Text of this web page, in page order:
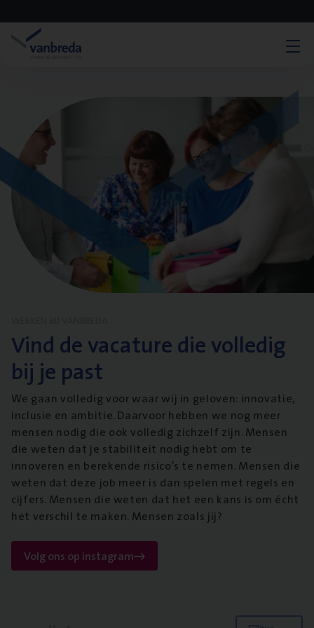
Vind de vacature die volledig
bij je past
We gaan volledig voor waar wij in geloven: innovatie,
inclusie en ambitie. Daarvoor hebben we nog meer
mensen nodig die ook volledig zichzelf zijn. Mensen
die weten dat je stabiliteit nodig hebt om te
innoveren en berekende risico’s te nemen. Mensen die
weten dat deze job meer is dan spelen met regels en
cijfers. Mensen die weten dat het een kans is om écht
het verschil te maken. Mensen zoals jij?
Volg ons op instagram